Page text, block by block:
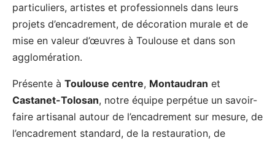
particuliers, artistes et professionnels dans leurs
projets d’encadrement, de décoration murale et de
mise en valeur d’œuvres à Toulouse et dans son
agglomération.
Présente à Toulouse centre, Montaudran et
Castanet-Tolosan, notre équipe perpétue un savoir-
faire artisanal autour de l’encadrement sur mesure, de
l’encadrement standard, de la restauration, de